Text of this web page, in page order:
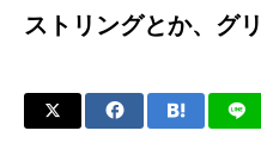
ストリングとか、グ